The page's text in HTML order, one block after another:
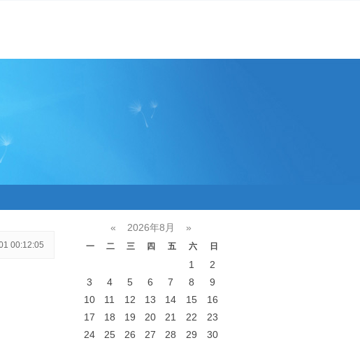
00:12:05
« 2026年8月 »
一 二 三 四 五 六 日
1
2
3
4 5 6 7 8
9
10
11 12 13 14 15
16
17
18 19 20 21 22
23
24
25 26 27 28 29
30